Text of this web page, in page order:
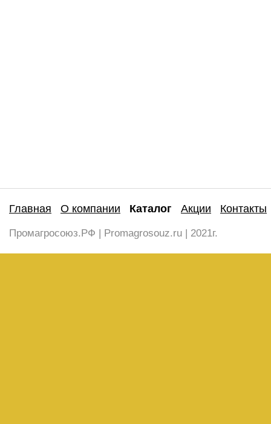
Главная О компании Каталог Акции
Контакты
Промагросоюз.РФ | Promagrosouz.ru | 2021г.